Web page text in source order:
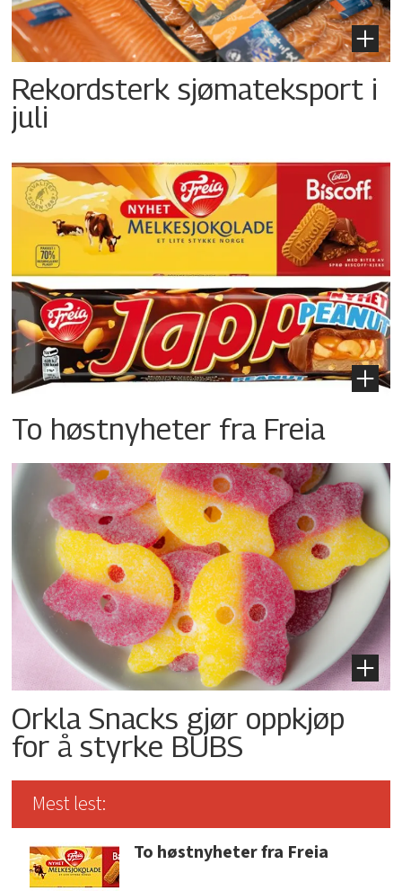
Rekordsterk sjømateksport i
juli
To høstnyheter fra Freia
Orkla Snacks gjør oppkjøp
for å styrke BUBS
Mest lest:
To høstnyheter fra Freia